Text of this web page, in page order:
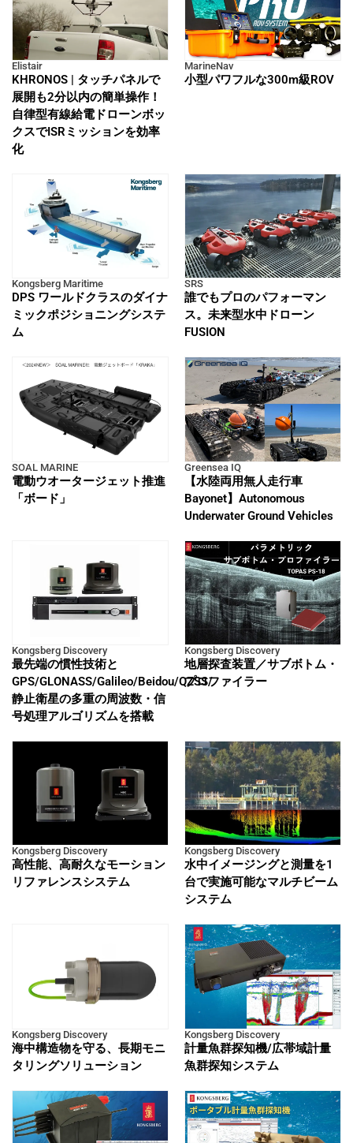
Elistair
KHRONOS | タッチパネルで
展開も2分以内の簡単操作！
自律型有線給電ドローンボッ
クスでISRミッションを効率
化
MarineNav
小型パワフルな300m級ROV
Kongsberg Maritime
DPS ワールドクラスのダイナ
ミックポジショニングシステ
ム
SRS
誰でもプロのパフォーマン
ス。未来型水中ドローン
FUSION
SOAL MARINE
電動ウオータージェット推進
「ボード」
Greensea IQ
【水陸両用無人走行車
Bayonet】Autonomous
Underwater Ground Vehicles
Kongsberg Discovery
最先端の慣性技術と
GPS/GLONASS/Galileo/Beidou/QZSS/
静止衛星の多重の周波数・信
号処理アルゴリズムを搭載
Kongsberg Discovery
地層探査装置／サブボトム・
プロファイラー
Kongsberg Discovery
高性能、高耐久なモーション
リファレンスシステム
Kongsberg Discovery
水中イメージングと測量を1
台で実施可能なマルチビーム
システム
Kongsberg Discovery
海中構造物を守る、長期モニ
タリングソリューション
Kongsberg Discovery
計量魚群探知機/広帯域計量
魚群探知システム